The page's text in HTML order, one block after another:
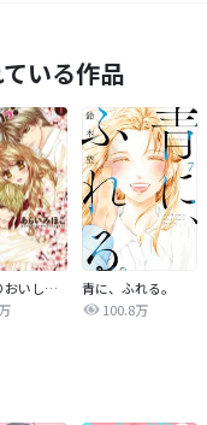
いる作品
キスよりおいしいっ！
青に、ふれる。
100.8万